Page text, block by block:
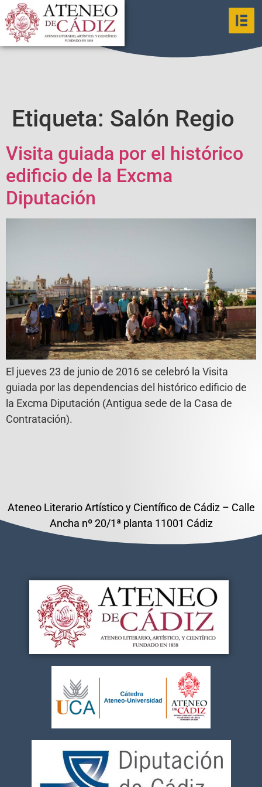
Etiqueta: Salón Regio
Visita guiada por el histórico
edificio de la Excma
Diputación
El jueves 23 de junio de 2016 se celebró la Visita
guiada por las dependencias del histórico edificio de
la Excma Diputación (Antigua sede de la Casa de
Contratación).
Ateneo Literario Artístico y Científico de Cádiz – Calle
Ancha nº 20/1ª planta 11001 Cádiz